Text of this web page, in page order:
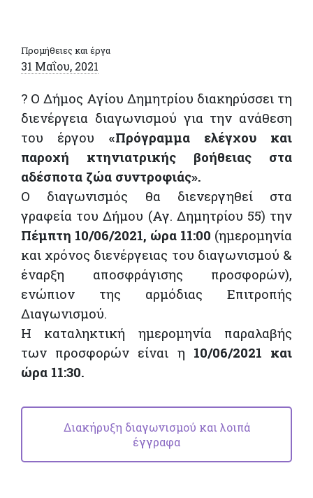
Προμήθειες και έργα
31 Μαΐου, 2021
? Ο Δήμος Αγίου Δημητρίου διακηρύσσει τη
διενέργεια διαγωνισμού για την ανάθεση
του έργου «Πρόγραμμα ελέγχου και
παροχή κτηνιατρικής βοήθειας στα
αδέσποτα ζώα συντροφιάς».
Ο διαγωνισμός θα διενεργηθεί στα
γραφεία του Δήμου (Αγ. Δημητρίου 55) την
Πέμπτη 10/06/2021, ώρα 11:00 (ημερομηνία
και χρόνος διενέργειας του διαγωνισμού &
έναρξη αποσφράγισης προσφορών),
ενώπιον της αρμόδιας Επιτροπής
Διαγωνισμού.
Η καταληκτική ημερομηνία παραλαβής
των προσφορών είναι η 10/06/2021 και
ώρα 11:30.
Διακήρυξη διαγωνισμού και λοιπά
έγγραφα